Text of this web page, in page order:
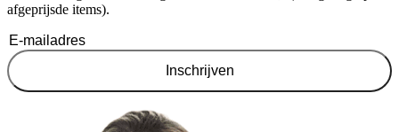
afgeprijsde items).
Inschrijven